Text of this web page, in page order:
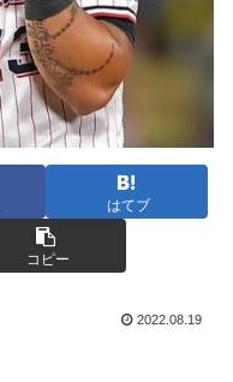
はてブ
コピー
2022.08.19